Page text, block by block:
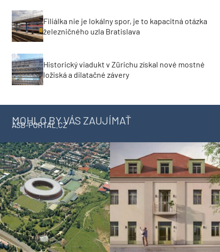
Filiálka nie je lokálny spor, je to kapacitná otázka
železničného uzla Bratislava
Historický viadukt v Zürichu získal nové mostné
ložiská a dilatačné závery
MOHLO BY VÁS ZAUJÍMAŤ
ASB-PORTAL.CZ